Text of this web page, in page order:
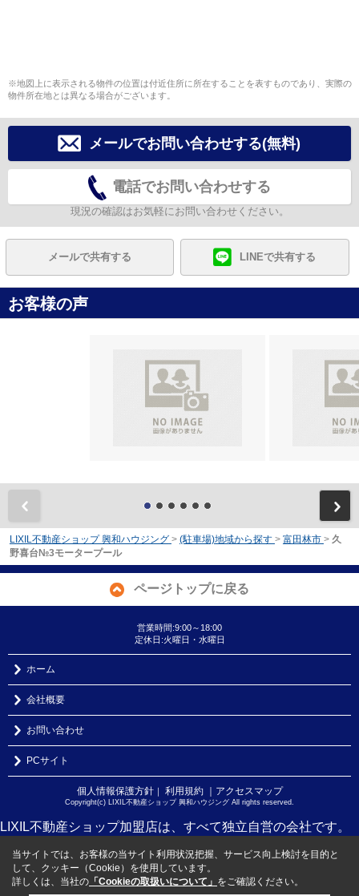
※地図上に表示される物件の位置は付近住所に所在することを表すものであり、実際の
物件所在地とは異なる場合がございます。
メールでお問い合わせする(無料)
電話でお問い合わせする
現況の確認はお気軽にお問い合わせください。
メールで共有する LINEで共有する
お客様の声
LIXIL不動産ショップ 興和ハウジング > (駐車場)地域から探す > 富田林市 > 久
野喜台№3モータープール
ページトップに戻る
営業時間:9:00～18:00
定休日:火曜日・水曜日
ホーム
会社概要
お問い合わせ
PCサイト
個人情報保護方針｜ 利用規約 ｜アクセスマップ
Copyright(c) LIXIL不動産ショップ 興和ハウジング All rights reserved.
LIXIL不動産ショップ加盟店は、すべて独立自営の会社です。
当サイトでは、お客様の当サイト利用状況把握、サービス向上検討を目的と
して、クッキー（Cookie）を使用しています。
詳しくは、当社の 「Cookieの取扱いについて」 をご確認ください。